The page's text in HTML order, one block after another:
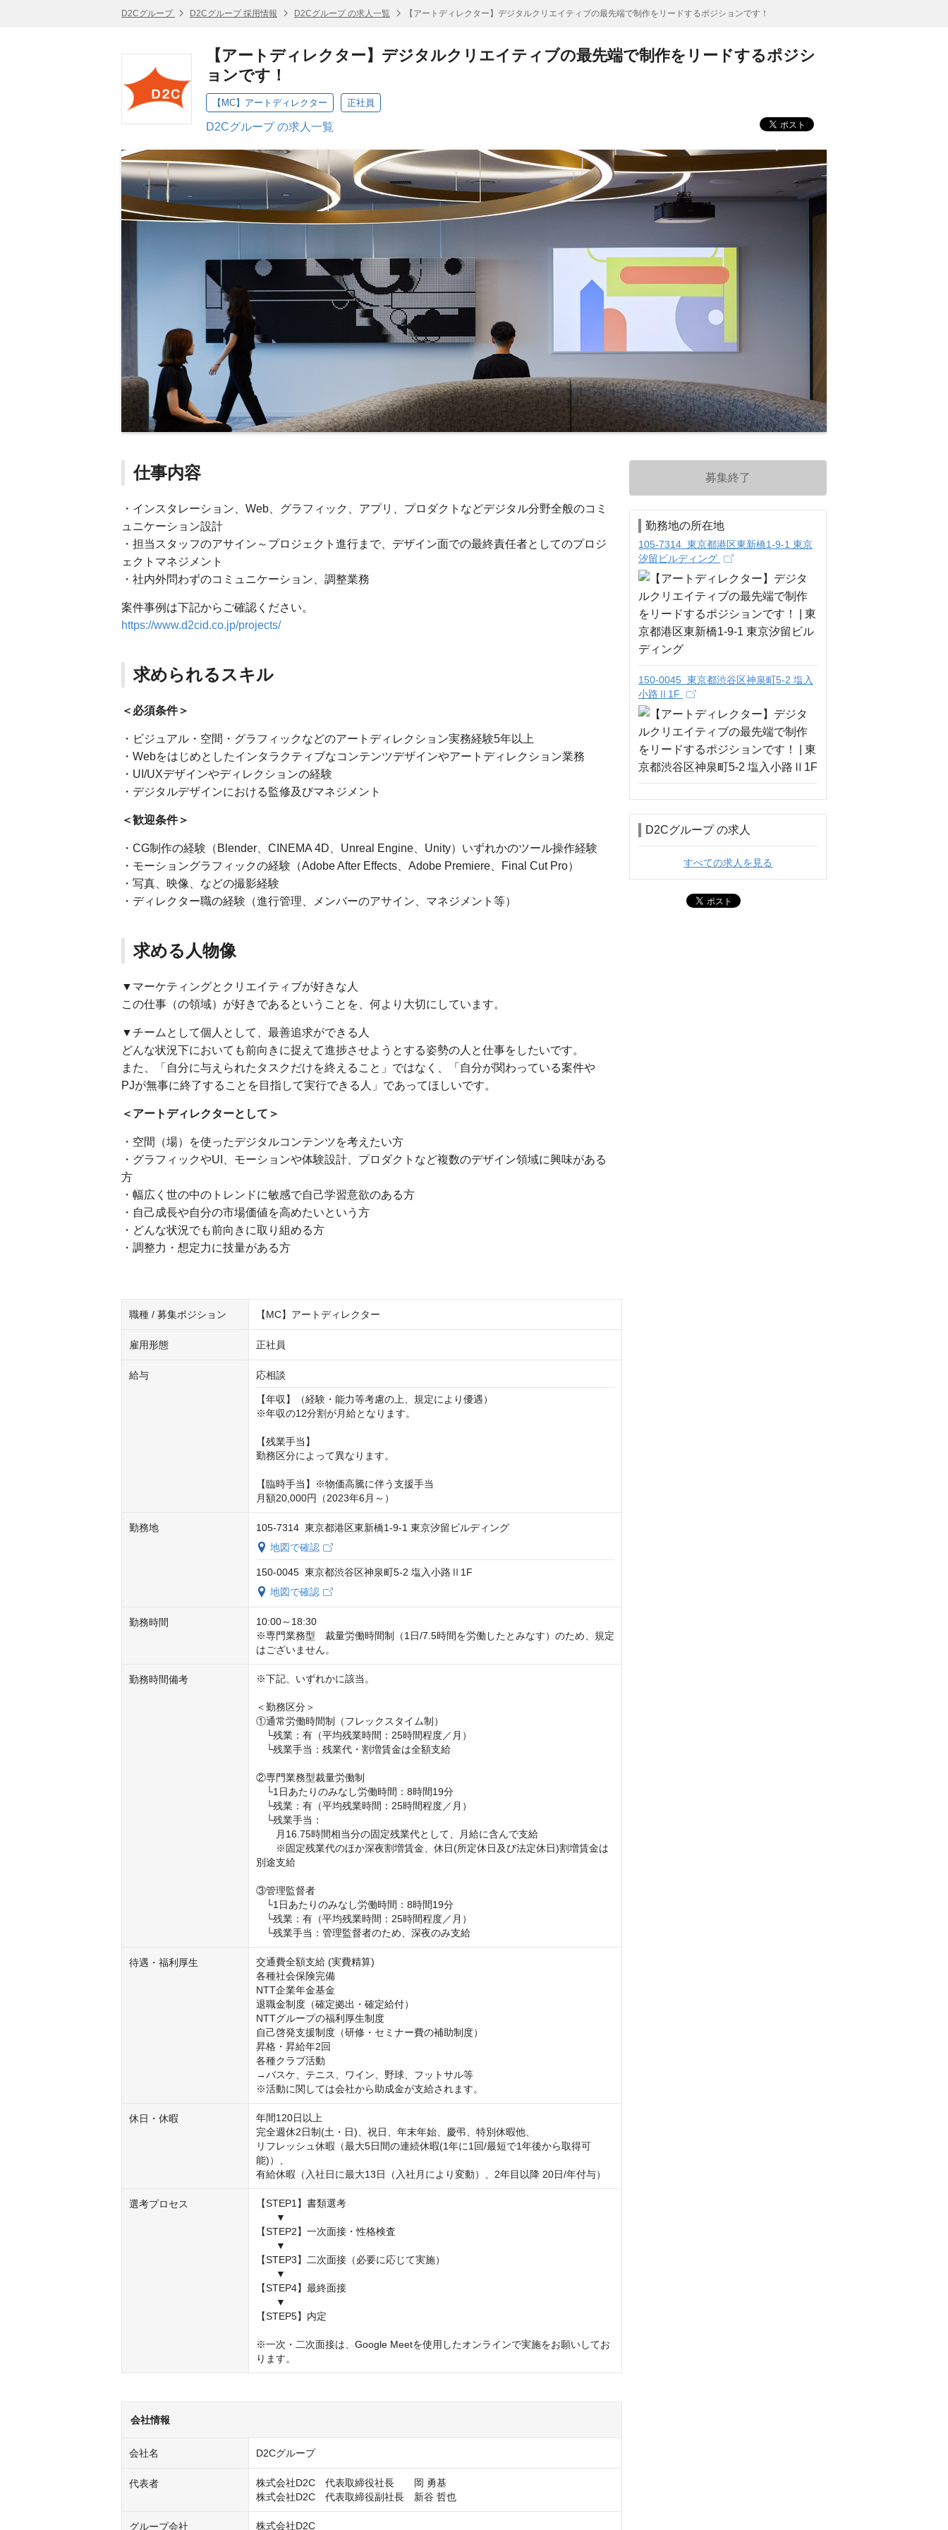
D2Cグループ D2Cグループ 採用情報 D2Cグループ の求人一覧 【アートディレクター】デジタルクリエイティブの最先端で制作をリードするポジションです！
【アートディレクター】デジタルクリエイティブの最先端で制作をリードするポジシ
ョンです！
【MC】アートディレクター 正社員
D2Cグループ の求人一覧
仕事内容
・インスタレーション、Web、グラフィック、アプリ、プロダクトなどデジタル分野全般のコミ
ュニケーション設計
・担当スタッフのアサイン～プロジェクト進行まで、デザイン面での最終責任者としてのプロジ
ェクトマネジメント
・社内外問わずのコミュニケーション、調整業務
案件事例は下記からご確認ください。
https://www.d2cid.co.jp/projects/
求められるスキル
＜必須条件＞
・ビジュアル・空間・グラフィックなどのアートディレクション実務経験5年以上
・Webをはじめとしたインタラクティブなコンテンツデザインやアートディレクション業務
・UI/UXデザインやディレクションの経験
・デジタルデザインにおける監修及びマネジメント
＜歓迎条件＞
・CG制作の経験（Blender、CINEMA 4D、Unreal Engine、Unity）いずれかのツール操作経験
・モーショングラフィックの経験（Adobe After Effects、Adobe Premiere、Final Cut Pro）
・写真、映像、などの撮影経験
・ディレクター職の経験（進行管理、メンバーのアサイン、マネジメント等）
求める人物像
▼マーケティングとクリエイティブが好きな人
この仕事（の領域）が好きであるということを、何より大切にしています。
▼チームとして個人として、最善追求ができる人
どんな状況下においても前向きに捉えて進捗させようとする姿勢の人と仕事をしたいです。
また、「自分に与えられたタスクだけを終えること」ではなく、「自分が関わっている案件や
PJが無事に終了することを目指して実行できる人」であってほしいです。
＜アートディレクターとして＞
・空間（場）を使ったデジタルコンテンツを考えたい方
・グラフィックやUI、モーションや体験設計、プロダクトなど複数のデザイン領域に興味がある
方
・幅広く世の中のトレンドに敏感で自己学習意欲のある方
・自己成長や自分の市場価値を高めたいという方
・どんな状況でも前向きに取り組める方
・調整力・想定力に技量がある方
職種 / 募集ポジション 【MC】アートディレクター
雇用形態 正社員
給与 応相談
【年収】（経験・能力等考慮の上、規定により優遇）
※年収の12分割が月給となります。
【残業手当】
勤務区分によって異なります。
【臨時手当】※物価高騰に伴う支援手当
月額20,000円（2023年6月～）
勤務地
105-7314 東京都港区東新橋1-9-1 東京汐留ビルディング
地図で確認
150-0045 東京都渋谷区神泉町5-2 塩入小路Ⅱ1F
地図で確認
勤務時間
10:00～18:30
※専門業務型　裁量労働時間制（1日/7.5時間を労働したとみなす）のため、規定
はございません。
勤務時間備考 ※下記、いずれかに該当。
＜勤務区分＞
①通常労働時間制（フレックスタイム制）
└残業：有（平均残業時間：25時間程度／月）
└残業手当：残業代・割増賃金は全額支給
②専門業務型裁量労働制
└1日あたりのみなし労働時間：8時間19分
└残業：有（平均残業時間：25時間程度／月）
└残業手当：
月16.75時間相当分の固定残業代として、月給に含んで支給
※固定残業代のほか深夜割増賃金、休日(所定休日及び法定休日)割増賃金は
別途支給
③管理監督者
└1日あたりのみなし労働時間：8時間19分
└残業：有（平均残業時間：25時間程度／月）
└残業手当：管理監督者のため、深夜のみ支給
待遇・福利厚生
交通費全額支給 (実費精算)
各種社会保険完備
NTT企業年金基金
退職金制度（確定拠出・確定給付）
NTTグループの福利厚生制度
自己啓発支援制度（研修・セミナー費の補助制度）
昇格・昇給年2回
各種クラブ活動
→バスケ、テニス、ワイン、野球、フットサル等
※活動に関しては会社から助成金が支給されます。
休日・休暇
年間120日以上
完全週休2日制(土・日)、祝日、年末年始、慶弔、特別休暇他、
リフレッシュ休暇（最大5日間の連続休暇(1年に1回/最短で1年後から取得可
能)）、
有給休暇（入社日に最大13日（入社月により変動）、2年目以降 20日/年付与）
選考プロセス
【STEP1】書類選考
▼
【STEP2】一次面接・性格検査
▼
【STEP3】二次面接（必要に応じて実施）
▼
【STEP4】最終面接
▼
【STEP5】内定
※一次・二次面接は、Google Meetを使用したオンラインで実施をお願いしてお
ります。
会社情報
会社名 D2Cグループ
代表者
株式会社D2C　代表取締役社長　　岡 勇基
グループ会社 株式会社D2C
募集終了
勤務地の所在地
105-7314 東京都港区東新橋1-9-1 東京
汐留ビルディング
150-0045 東京都渋谷区神泉町5-2 塩入
小路Ⅱ1F
D2Cグループ の求人
すべての求人を見る